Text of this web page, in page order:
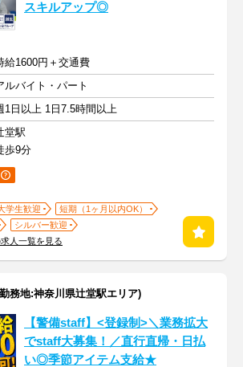
スキルアップ◎
給1600円＋交通費
ルバイト・パート
1日以上 1日7.5時間以上
堂駅
歩9分
学生歓迎
短期（1ヶ月以内OK）
シルバー歓迎
人一覧を見る
務地:神奈川県辻堂駅エリア)
【警備staff】<登録制>＼業務拡大
でstaff大募集！／直行直帰・日払
い◎季節アイテム支給★